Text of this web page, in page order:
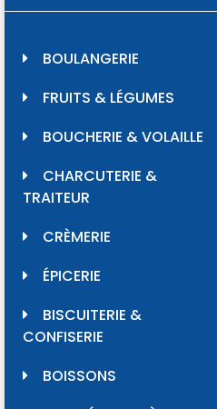
BOULANGERIE
FRUITS & LÉGUMES
BOUCHERIE & VOLAILLE
CHARCUTERIE &
TRAITEUR
CRÈMERIE
ÉPICERIE
BISCUITERIE &
CONFISERIE
BOISSONS